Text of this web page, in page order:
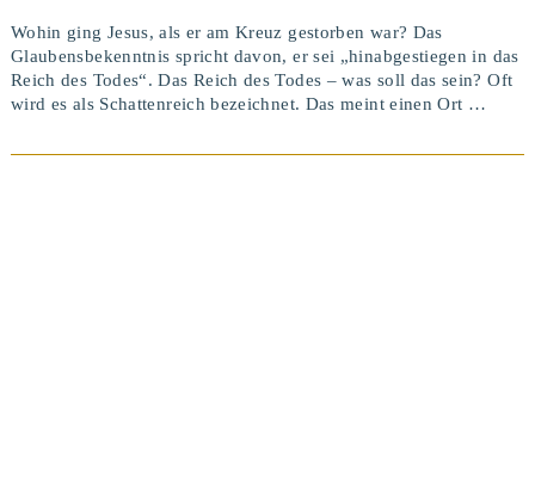
Wohin ging Jesus, als er am Kreuz gestorben war? Das
Glaubensbekenntnis spricht davon, er sei „hinabgestiegen in das
Reich des Todes“. Das Reich des Todes – was soll das sein? Oft
wird es als Schattenreich bezeichnet. Das meint einen Ort …